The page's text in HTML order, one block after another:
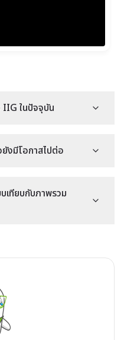
IIG ในปัจจุบัน
งมีโอกาสไปต่อ
เทียบกับภาพรวม